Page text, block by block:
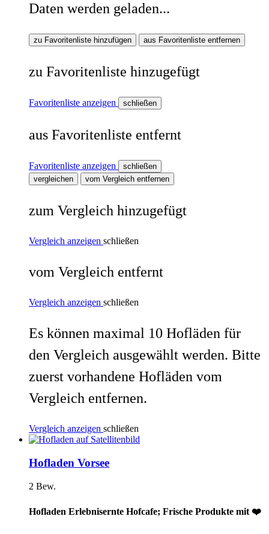
Daten werden geladen...
zu Favoritenliste hinzufügen aus Favoritenliste entfernen
zu Favoritenliste hinzugefügt
Favoritenliste anzeigen schließen
aus Favoritenliste entfernt
Favoritenliste anzeigen
schließen
vergleichen
vom Vergleich entfernen
zum Vergleich hinzugefügt
Vergleich anzeigen schließen
vom Vergleich entfernt
Vergleich anzeigen schließen
Es können maximal 10 Hofläden für
den Vergleich ausgewählt werden. Bitte
zuerst vorhandene Hofläden vom
Vergleich entfernen.
Vergleich anzeigen schließen
Hofladen Vorsee
2 Bew.
Hofladen Erlebnisernte Hofcafe; Frische Produkte mit ❤️